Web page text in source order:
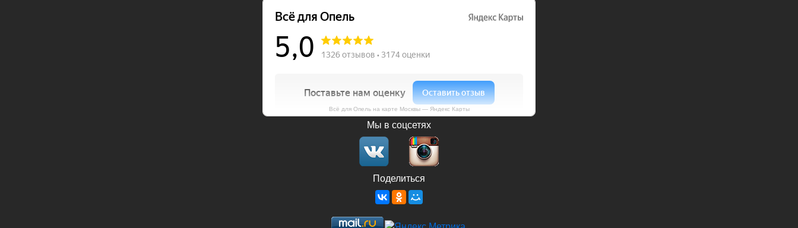
Всё для Опель на карте Москвы — Яндекс Карты
Мы в соцсетях
Поделиться